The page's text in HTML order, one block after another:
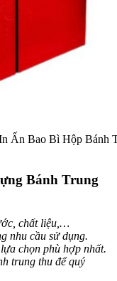
Ấn Bao Bì Hộp Bánh
Bánh Trung
chất liệu,…
nhu cầu sử dụng.
chọn phù hợp nhất.
trung thu để quý